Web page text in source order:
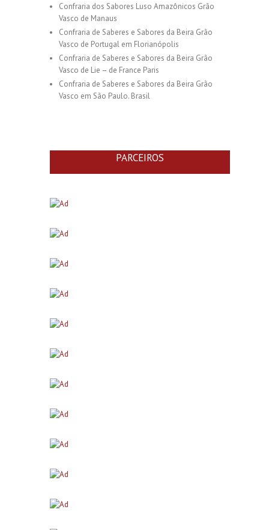
Confraria dos Sabores Luso Amazônicos Grão
Vasco de Manaus
Confraria de Saberes e Sabores da Beira Grão
Vasco de Portugal em Florianópolis
Confraria de Saberes e Sabores da Beira Grão
Vasco de Lie – de France Paris
Confraria de Saberes e Sabores da Beira Grão
Vasco em São Paulo. Brasil
PARCEIROS